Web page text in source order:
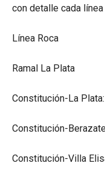
con detalle cada
Línea Roca
Ramal La Plata
Constitución-La
Constitución-
Constitución-Villa